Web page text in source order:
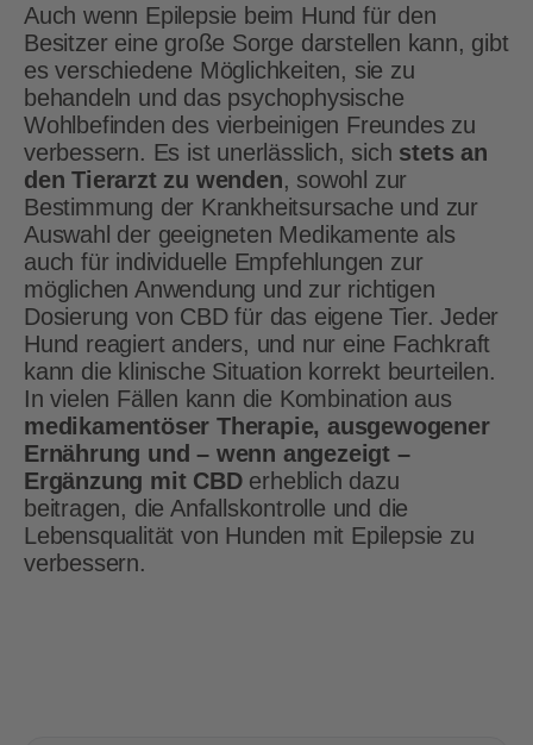
Auch wenn Epilepsie beim Hund für den
Besitzer eine große Sorge darstellen kann, gibt
es verschiedene Möglichkeiten, sie zu
behandeln und das psychophysische
Wohlbefinden des vierbeinigen Freundes zu
verbessern. Es ist unerlässlich, sich stets an
den Tierarzt zu wenden, sowohl zur
Bestimmung der Krankheitsursache und zur
Auswahl der geeigneten Medikamente als
auch für individuelle Empfehlungen zur
möglichen Anwendung und zur richtigen
Dosierung von CBD für das eigene Tier. Jeder
Hund reagiert anders, und nur eine Fachkraft
kann die klinische Situation korrekt beurteilen.
In vielen Fällen kann die Kombination aus
medikamentöser Therapie, ausgewogener
Ernährung und – wenn angezeigt –
Ergänzung mit CBD erheblich dazu
beitragen, die Anfallskontrolle und die
Lebensqualität von Hunden mit Epilepsie zu
verbessern.